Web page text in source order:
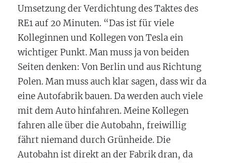
Umsetzung der Verdichtung des Taktes des
RE1 auf 20 Minuten. “Das ist für viele
Kolleginnen und Kollegen von Tesla ein
wichtiger Punkt. Man muss ja von beiden
Seiten denken: Von Berlin und aus Richtung
Polen. Man muss auch klar sagen, dass wir da
eine Autofabrik bauen. Da werden auch viele
mit dem Auto hinfahren. Meine Kollegen
fahren alle über die Autobahn, freiwillig
fährt niemand durch Grünheide. Die
Autobahn ist direkt an der Fabrik dran, da